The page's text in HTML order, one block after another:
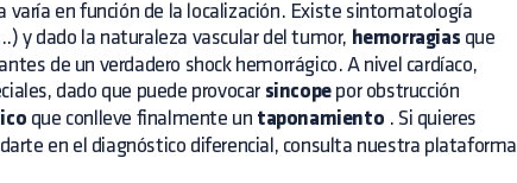
en función de la localización. Existe sintomatología
y dado la naturaleza vascular del tumor, hemorragias que
de un verdadero shock hemorrágico. A nivel cardíaco,
dado que puede provocar sincopepor obstrucción
que conlleve finalmente un taponamiento . Si quieres
en el diagnóstico diferencial, consulta nuestra plataforma